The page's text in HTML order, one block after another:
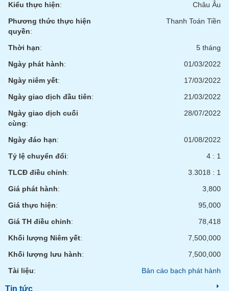
Kiểu thực hiện:
Châu Âu
Phương thức thực hiện
quyền:
Thanh Toán Tiền
Thời hạn:
5 tháng
Ngày phát hành:
01/03/2022
Ngày niêm yết:
17/03/2022
Ngày giao dịch đầu tiên:
21/03/2022
Ngày giao dịch cuối
cùng:
28/07/2022
Ngày đáo hạn:
01/08/2022
Tỷ lệ chuyển đổi:
4 : 1
TLCĐ điều chỉnh:
3.3018 : 1
Giá phát hành:
3,800
Giá thực hiện:
95,000
Giá TH điều chỉnh:
78,418
Khối lượng Niêm yết:
7,500,000
Khối lượng lưu hành:
7,500,000
Tài liệu: Bản cáo bạch phát hành
Tin tức
tài